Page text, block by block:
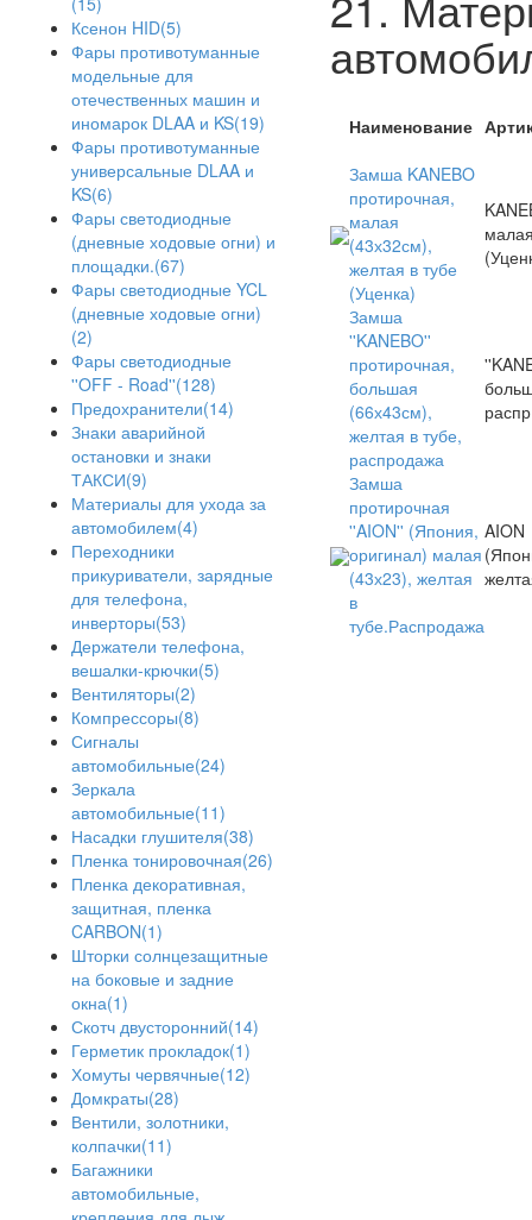
Ксенон HID(5)
Фары противотуманные
модельные для
отечественных машин и
иномарок DLAA и KS(19)
Фары противотуманные
универсальные DLAA и
KS(6)
Фары светодиодные
(дневные ходовые огни) и
площадки.(67)
Фары светодиодные YCL
(дневные ходовые огни)
(2)
Фары светодиодные
''OFF - Road''(128)
Предохранители(14)
Знаки аварийной
остановки и знаки
ТАКСИ(9)
Материалы для ухода за
автомобилем(4)
Переходники
прикуриватели, зарядные
для телефона,
инверторы(53)
Держатели телефона,
вешалки-крючки(5)
Вентиляторы(2)
Компрессоры(8)
Сигналы
автомобильные(24)
Зеркала
автомобильные(11)
Насадки глушителя(38)
Пленка тонировочная(26)
Пленка декоративная,
защитная, пленка
CARBON(1)
Шторки солнцезащитные
на боковые и задние
окна(1)
Скотч двусторонний(14)
Герметик прокладок(1)
Хомуты червячные(12)
Домкраты(28)
Вентили, золотники,
колпачки(11)
Багажники
автомобильные,
Наименование
Замша KANEBO
малая
желтая в тубе
(Уценка)
Замша
''KANEBO''
протирочная,
большая
(66х43см),
желтая в тубе,
распродажа
Замша
протирочная
''AION'' (Япония,
оригинал) малая
(43х23), желтая
в
тубе.Распродажа